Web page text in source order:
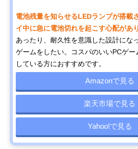
電池残量を知らせるLEDランプが搭載
イ中に急に電池切れを起こす心配があ
あったり、耐久性を意識した設計にな
ゲームをしたい。コスパのいいPCゲ
している方におすすめです。
Amazonで見る
楽天市場で見る
Yahoo!で見る